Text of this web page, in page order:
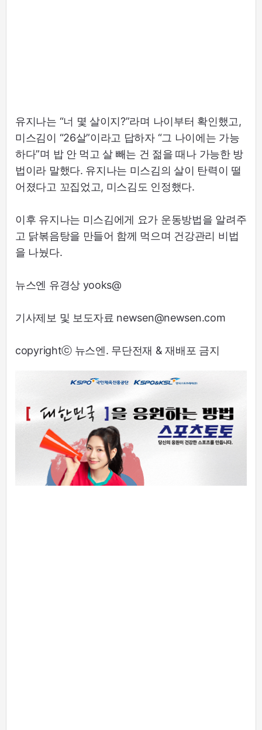
유지나는 “너 몇 살이지?”라며 나이부터 확인했고,
미스김이 “26살”이라고 답하자 “그 나이에는 가능
하다”며 밥 안 먹고 살 빼는 건 젊을 때나 가능한 방
법이라 말했다. 유지나는 미스김의 살이 탄력이 떨
어졌다고 꼬집었고, 미스김도 인정했다.
이후 유지나는 미스김에게 요가 운동방법을 알려주
고 닭볶음탕을 만들어 함께 먹으며 건강관리 비법
을 나눴다.
뉴스엔 유경상 yooks@
기사제보 및 보도자료 newsen@newsen.com
copyrightⓒ 뉴스엔. 무단전재 & 재배포 금지